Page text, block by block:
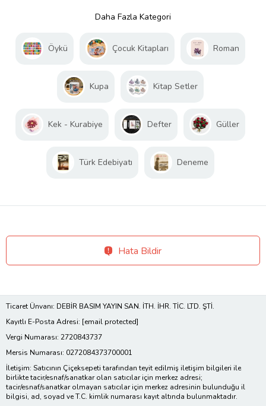
Daha Fazla Kategori
Öykü Çocuk Kitapları Roman
Kupa Kitap Setler
Kek - Kurabiye Defter Güller
Türk Edebiyatı Deneme
Hata Bildir
Ticaret Ünvanı: DEBİR BASIM YAYIN SAN. İTH. İHR. TİC. LTD. ŞTİ.
Kayıtlı E-Posta Adresi: [email protected]
Vergi Numarası: 2720843737
Mersis Numarası: 0272084373700001
İletişim: Satıcının Çiçeksepeti tarafından teyit edilmiş iletişim bilgileri ile
birlikte tacir/esnaf/sanatkar olan satıcılar için merkez adresi;
tacir/esnaf/sanatkar olmayan satıcılar için merkez adresinin bulunduğu il
bilgisi, ad, soyad ve T.C. kimlik numarası kayıt altında bulunmaktadır.